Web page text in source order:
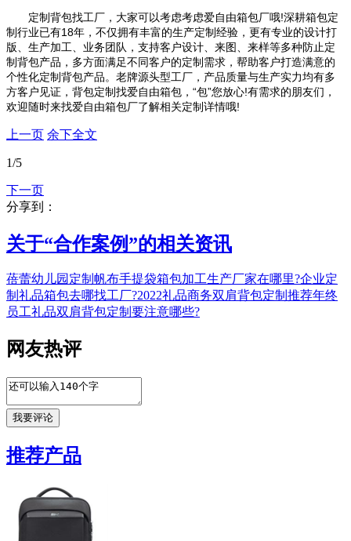
定制背包找工厂，大家可以考虑考虑爱自由箱包厂哦!深耕箱包定
制行业已有18年，不仅拥有丰富的生产定制经验，更有专业的设计打
版、生产加工、业务团队，支持客户设计、来图、来样等多种防止定
制背包产品，多方面满足不同客户的定制需求，帮助客户打造满意的
个性化定制背包产品。老牌源头型工厂，产品质量与生产实力均有多
方客户见证，背包定制找爱自由箱包，“包”您放心!有需求的朋友们，
欢迎随时来找爱自由箱包厂了解相关定制详情哦!
上一页 余下全文
1/5
下一页
分享到：
关于“合作案例”的相关资讯
蓓蕾幼儿园定制帆布手提袋箱包加工生产厂家在哪里?企业定
制礼品箱包去哪找工厂?2022礼品商务双肩背包定制推荐年终
员工礼品双肩背包定制要注意哪些?
网友热评
推荐产品